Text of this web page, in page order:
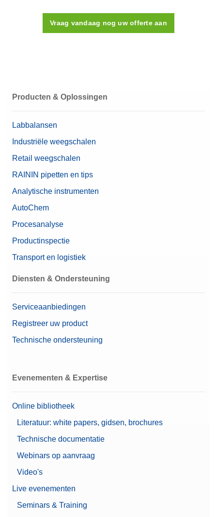
ASTM-klasse 4
Materiaal
Nominale waarde
Vraag vandaag nog uw offerte aan
Producten & Oplossingen
Labbalansen
Industriële weegschalen
Retail weegschalen
RAININ pipetten en tips
Analytische instrumenten
AutoChem
Procesanalyse
Productinspectie
Transport en logistiek
Diensten & Ondersteuning
Serviceaanbiedingen
Registreer uw product
Technische ondersteuning
Evenementen & Expertise
Online bibliotheek
Literatuur: white papers, gidsen, brochures
Technische documentatie
Webinars op aanvraag
Video's
Live evenementen
Seminars & Training